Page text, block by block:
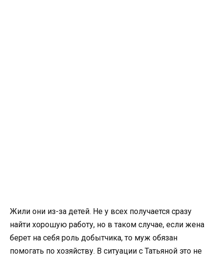
Жили они из-за детей. Не у всех получается сразу
найти хорошую работу, но в таком случае, если жена
берет на себя роль добытчика, то муж обязан
помогать по хозяйству. В ситуации с Татьяной это не